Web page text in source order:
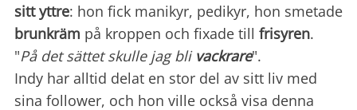
sitt yttre: hon fick manikyr, pedikyr, hon smetade
brunkräm på kroppen och fixade till frisyren.
"På det sättet skulle jag bli vackrare".
Indy har alltid delat en stor del av sitt liv med
sina follower, och hon ville också visa denna